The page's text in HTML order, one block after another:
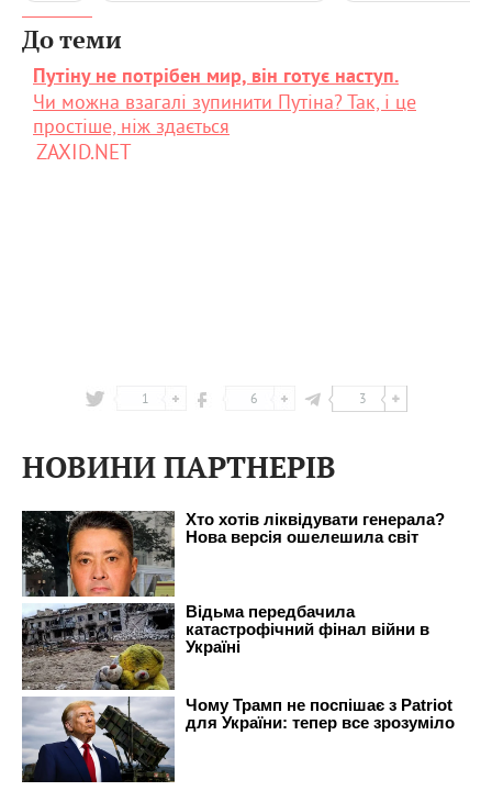
До теми
Путіну не потрібен мир, він готує наступ.
Чи можна взагалі зупинити Путіна? Так, і це
простіше, ніж здається
ZAXID.NET
1 6 3
НОВИНИ ПАРТНЕРІВ